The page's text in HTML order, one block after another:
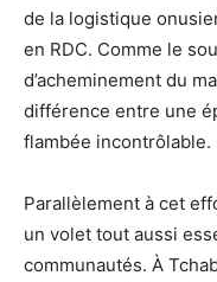
de la logistique
en RDC. Comme le
d’acheminement du
différence entre une
flambée incontrôlable.
Parallèlement à cet
un volet tout aussi
communautés. À